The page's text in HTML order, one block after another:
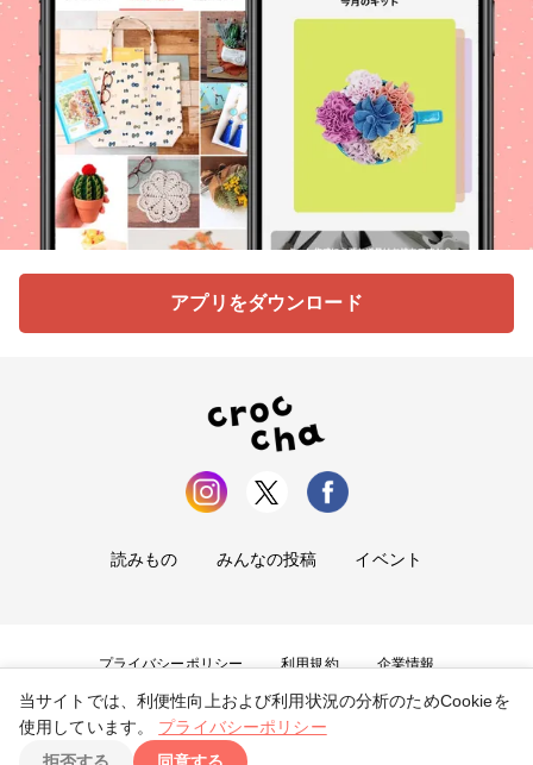
アプリをダウンロード
読みもの みんなの投稿 イベント
プライバシーポリシー 利用規約 企業情報
お問い合わせ
当サイトでは、利便性向上および利用状況の分析のためCookieを
使用しています。
プライバシーポリシー